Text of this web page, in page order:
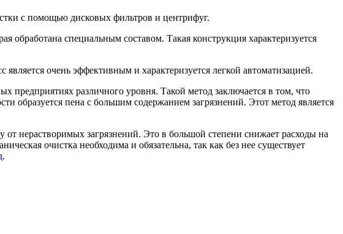
с помощью дисковых фильтров и центрифуг.
обработана специальным составом. Такая конструкция характеризуется
очень эффективным и характеризуется легкой автоматизацией.
предприятиях различного уровня. Такой метод заключается в том, что
образуется пена с большим содержанием загрязнений. Этот метод является
нерастворимых загрязнений. Это в большой степени снижает расходы на
очистка необходима и обязательна, так как без нее существует
.